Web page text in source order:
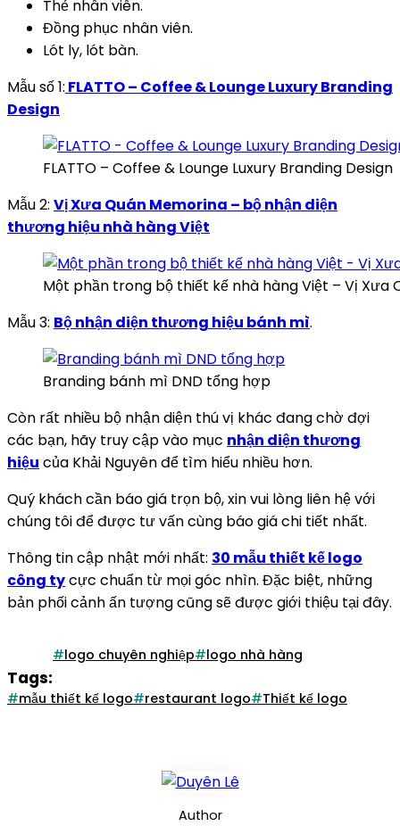
Thẻ nhân viên.
Đồng phục nhân viên.
Lót ly, lót bàn.
Mẫu số 1: FLATTO – Coffee & Lounge Luxury Branding
Design
FLATTO – Coffee & Lounge Luxury Branding Design
Mẫu 2: Vị Xưa Quán Memorina – bộ nhận diện
thương hiệu nhà hàng Việt
Một phần trong bộ thiết kế nhà hàng Việt – Vị Xưa
Mẫu 3: Bộ nhận diện thương hiệu bánh mì.
Branding bánh mì DND tổng hợp
Còn rất nhiều bộ nhận diện thú vị khác đang chờ đợi
các bạn, hãy truy cập vào mục nhận diện thương
hiệu của Khải Nguyên để tìm hiểu nhiều hơn.
Quý khách cần báo giá trọn bộ, xin vui lòng liên hệ với
chúng tôi để được tư vấn cùng báo giá chi tiết nhất.
Thông tin cập nhật mới nhất: 30 mẫu thiết kế logo
công tycực chuẩn từ mọi góc nhìn. Đặc biệt, những
bản phối cảnh ấn tượng cũng sẽ được giới thiệu tại đây.
Tags:
logo chuyên nghiệp logo nhà hàng
mẫu thiết kế logo restaurant logo Thiết kế logo
Author